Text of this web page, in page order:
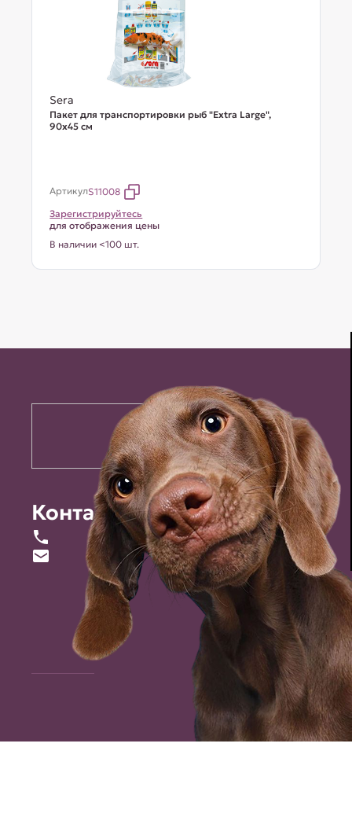
Sera
Пакет для транспортировки рыб "Extra Large",
90х45 см
АртикулS11008
Зарегистрируйтесь
для отображения цены
В наличии <100 шт.
Контакты